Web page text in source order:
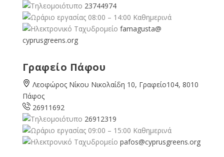
23744974
08:00 – 14:00 Καθημερινά
famagusta@
cyprusgreens.org
Γραφείο Πάφου
Λεοφώρος Νίκου Νικολαίδη 10, Γραφείο104, 8010
Πάφος
26911692
26912319
09:00 – 15:00 Καθημερινά
pafos@cyprusgreens.org